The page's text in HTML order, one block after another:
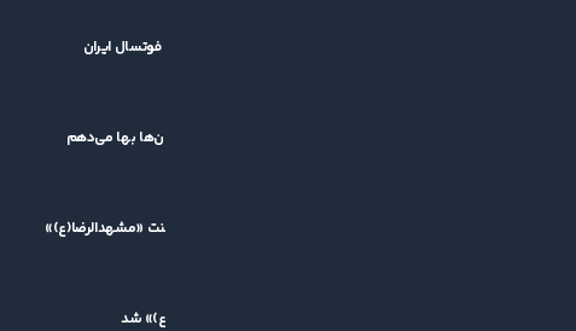
بازگشت جام باشگاه‌های فوتسال آسیا؛ خبر خوش برای فوتسال ایران
کشاورز: قرعه سخت برایم اهمیتی ندارد/ بمب نه، به جوان‌ها بها می‌دهم
پیام تقدیر مدیرعامل گیتی‌پسند از برگزارکنندگان تورنمنت «مشهدالرضا(ع)»
مسعود یوسف، بهترین بازیکن تورنمنت «مشهدالرضا(ع)» شد